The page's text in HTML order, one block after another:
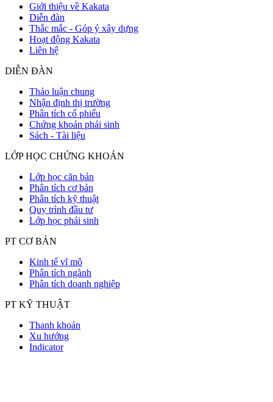
Giới thiệu về Kakata
Diễn đàn
Thắc mắc - Góp ý xây dựng
Hoạt động Kakata
Liên hệ
DIỄN ĐÀN
Thảo luận chung
Nhận định thị trường
Phân tích cổ phiếu
Chứng khoán phái sinh
Sách - Tài liệu
LỚP HỌC CHỨNG KHOÁN
Lớp học căn bản
Phân tích cơ bản
Phân tích kỹ thuật
Quy trình đầu tư
Lớp học phái sinh
PT CƠ BẢN
Kinh tế vĩ mô
Phân tích ngành
Phân tích doanh nghiệp
PT KỸ THUẬT
Thanh khoản
Xu hướng
Indicator